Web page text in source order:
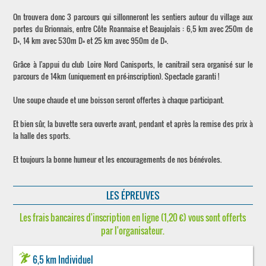
On trouvera donc 3 parcours qui sillonneront les sentiers autour du village aux
portes du Brionnais, entre Côte Roannaise et Beaujolais : 6,5 km avec 250m de
D+, 14 km avec 530m D+ et 25 km avec 950m de D+.
Grâce à l'appui du club Loire Nord Canisports, le canitrail sera organisé sur le
parcours de 14km (uniquement en pré-inscription). Spectacle garanti !
Une soupe chaude et une boisson seront offertes à chaque participant.
Et bien sûr, la buvette sera ouverte avant, pendant et après la remise des prix à
la halle des sports.
Et toujours la bonne humeur et les encouragements de nos bénévoles.
LES ÉPREUVES
Les frais bancaires d'inscription en ligne (1,20 €) vous sont offerts
par l'organisateur.
6,5 km Individuel